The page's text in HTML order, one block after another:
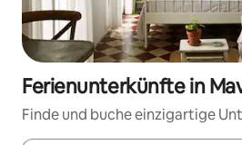
Ferienunterkünfte in
Finde und buche einzigartige